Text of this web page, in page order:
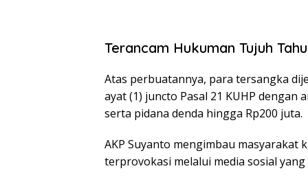
Terancam Hukuman Tujuh
Atas perbuatannya, para tersangka
ayat (1) juncto Pasal 21 KUHP
serta pidana denda hingga Rp200 juta.
AKP Suyanto mengimbau masyarakat
terprovokasi melalui media sosial